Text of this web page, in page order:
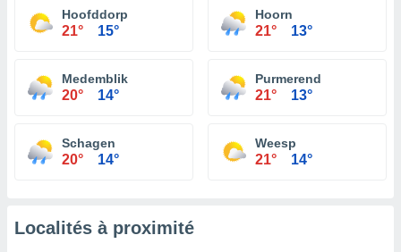
Hoofddorp
21° 15°
Hoorn
21° 13°
Medemblik
20° 14°
Purmerend
21° 13°
Schagen
20° 14°
Weesp
21° 14°
Localités à proximité